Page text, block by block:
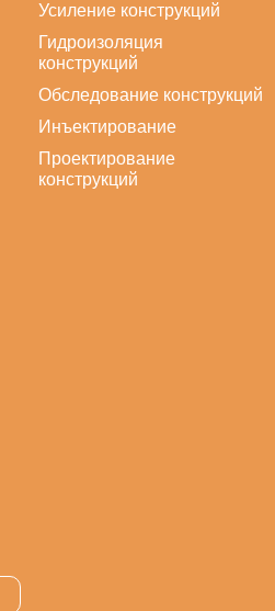
Усиление конструкций
Гидроизоляция
конструкций
Обследование конструкций
Инъектирование
Проектирование
конструкций